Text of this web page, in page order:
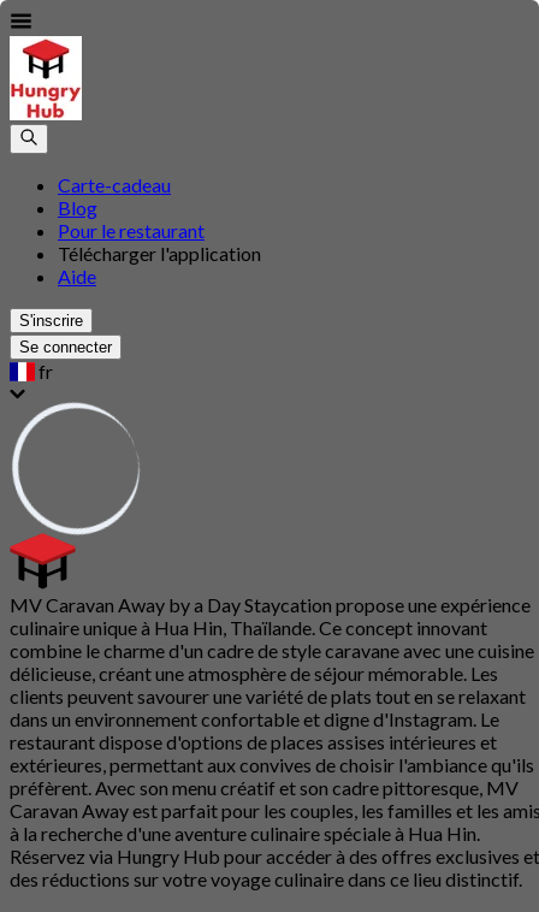
Carte-cadeau
Blog
Pour le restaurant
Télécharger l'application
Aide
S'inscrire
Se connecter
fr
MV Caravan Away by a Day Staycation propose une expérience
culinaire unique à Hua Hin, Thaïlande. Ce concept innovant
combine le charme d'un cadre de style caravane avec une cuisine
délicieuse, créant une atmosphère de séjour mémorable. Les
clients peuvent savourer une variété de plats tout en se relaxant
dans un environnement confortable et digne d'Instagram. Le
restaurant dispose d'options de places assises intérieures et
extérieures, permettant aux convives de choisir l'ambiance qu'ils
préfèrent. Avec son menu créatif et son cadre pittoresque, MV
Caravan Away est parfait pour les couples, les familles et les
à la recherche d'une aventure culinaire spéciale à Hua Hin.
Réservez via Hungry Hub pour accéder à des offres exclusives et
des réductions sur votre voyage culinaire dans ce lieu distinctif.